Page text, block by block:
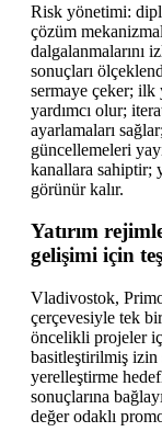
Risk yönetimi:
çözüm
dalgalanmalarını
sonuçları
sermaye çeker; ilk
yardımcı olur;
ayarlamaları
güncellemeleri
kanallara sahiptir;
görünür kalır.
Yatırım
gelişimi için
Vladivostok,
çerçevesiyle tek
öncelikli projeler
basitleştirilmiş
yerelleştirme
sonuçlarına
değer odaklı